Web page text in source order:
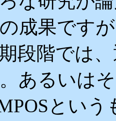
成果です
段階では
あるいは
とい